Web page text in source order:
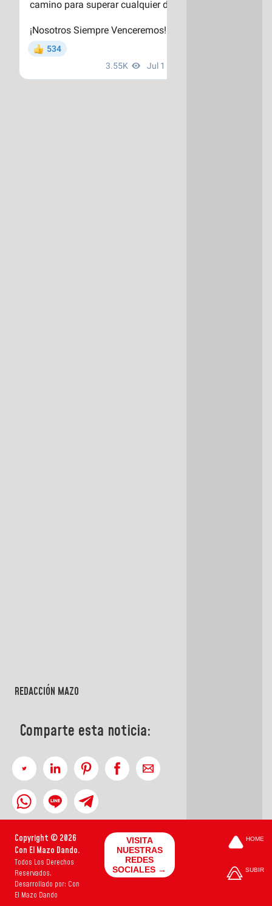
REDACCIÓN MAZO
Comparte esta noticia:
Copyright © 2026
Con El Mazo Dando.
Todos Los Derechos
Reservados.
Desarrollado por: Con
El Mazo Dando
VISITA
NUESTRAS
REDES
SOCIALES →
HOME
SUBIR